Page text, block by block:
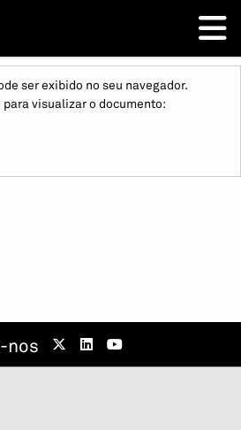
ser exibido no seu navegador.
visualizar o documento:
nos